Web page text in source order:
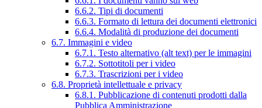
6.6.2. Tipi di documenti
6.6.3. Formato di lettura dei documenti elettronici
6.6.4. Modalità di produzione dei documenti
6.7. Immagini e video
6.7.1. Testo alternativo (alt text) per le immagini
6.7.2. Sottotitoli per i video
6.7.3. Trascrizioni per i video
6.8. Proprietà intellettuale e privacy
6.8.1. Pubblicazione di contenuti prodotti dalla
Pubblica Amministrazione